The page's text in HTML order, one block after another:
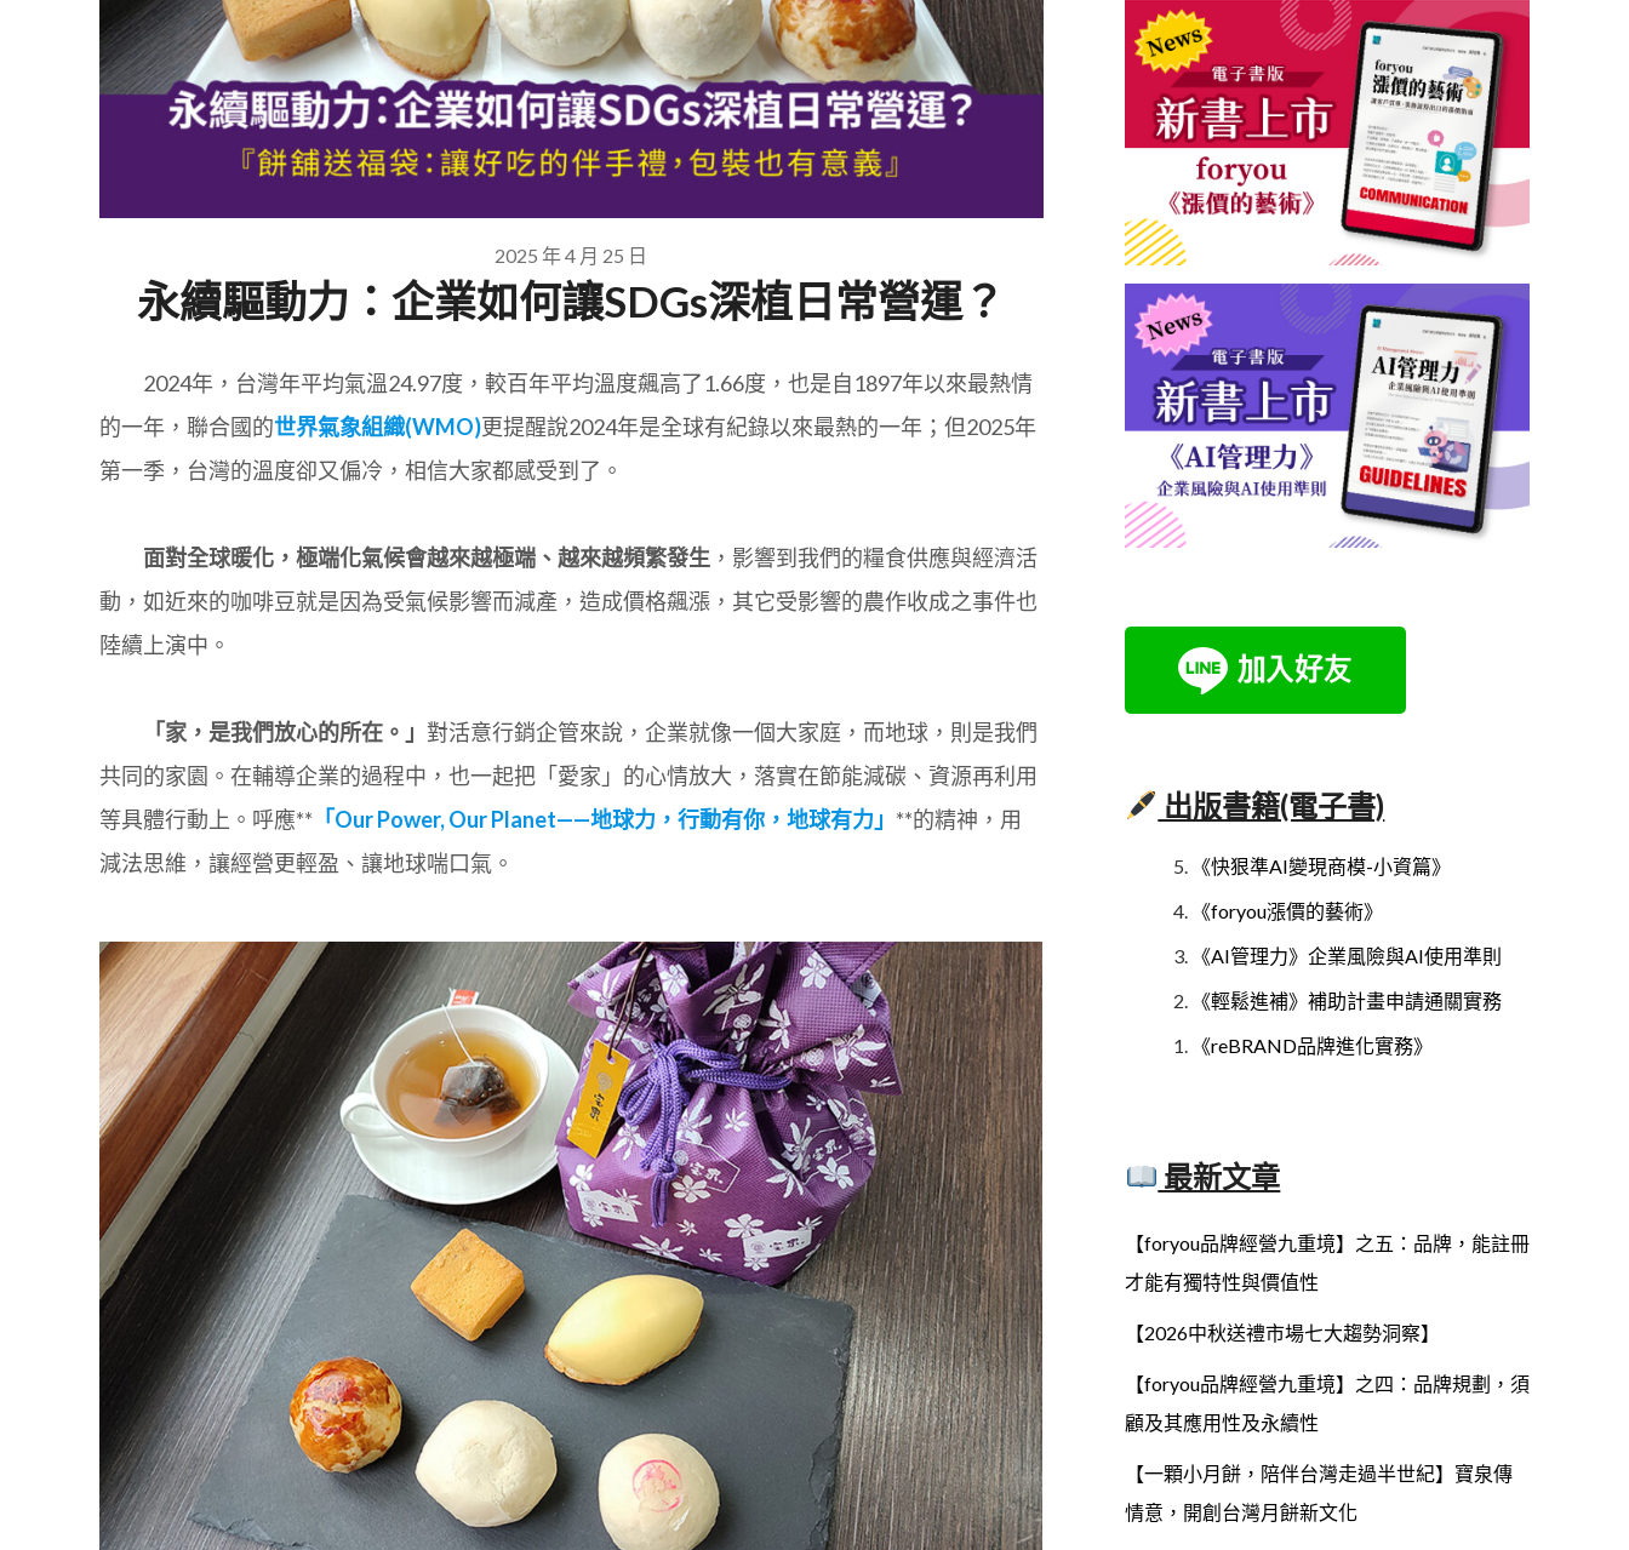
2025 年 4 月 25 日
永續驅動力：企業如何讓SDGs深植日常營運？
2024年，台灣年平均氣溫24.97度，較百年平均溫度飆高了1.66度，也是自1897年以來最熱情
的一年，聯合國的世界氣象組織(WMO)更提醒說2024年是全球有紀錄以來最熱的一年；但2025年
第一季，台灣的溫度卻又偏冷，相信大家都感受到了。
面對全球暖化，極端化氣候會越來越極端、越來越頻繁發生 ，影響到我們的糧食供應與經濟活
動，如近來的咖啡豆就是因為受氣候影響而減產，造成價格飆漲，其它受影響的農作收成之事件也
陸續上演中。
「家，是我們放心的所在。」 對活意行銷企管來說，企業就像一個大家庭，而地球，則是我們
共同的家園。在輔導企業的過程中，也一起把「愛家」的心情放大，落實在節能減碳、資源再利用
等具體行動上。呼應** 「Our Power, Our Planet——地球力，行動有你，地球有力」 **的精神，用
減法思維，讓經營更輕盈、讓地球喘口氣。
出版書籍(電子書)
《快狠準AI變現商模-小資篇》
《foryou漲價的藝術》
《AI管理力》企業風險與AI使用準則
《輕鬆進補》補助計畫申請通關實務
《reBRAND品牌進化實務》
最新文章
【foryou品牌經營九重境】之五：品牌，能註冊
才能有獨特性與價值性
【2026中秋送禮市場七大趨勢洞察】
【foryou品牌經營九重境】之四：品牌規劃，須
顧及其應用性及永續性
【一顆小月餅，陪伴台灣走過半世紀】寶泉傳
情意，開創台灣月餅新文化